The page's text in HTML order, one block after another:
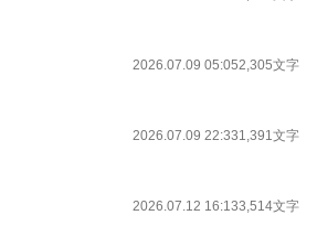
2026.07.09 05:052,305文字
2026.07.09 22:331,391文字
2026.07.12 16:133,514文字